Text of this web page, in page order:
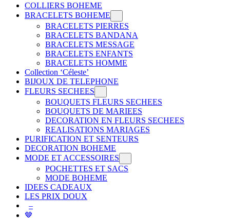
COLLIERS BOHEME
BRACELETS BOHEME
BRACELETS PIERRES
BRACELETS BANDANA
BRACELETS MESSAGE
BRACELETS ENFANTS
BRACELETS HOMME
Collection ‘Céleste’
BIJOUX DE TELEPHONE
FLEURS SECHEES
BOUQUETS FLEURS SECHEES
BOUQUETS DE MARIEES
DECORATION EN FLEURS SECHEES
REALISATIONS MARIAGES
PURIFICATION ET SENTEURS
DECORATION BOHEME
MODE ET ACCESSOIRES
POCHETTES ET SACS
MODE BOHEME
IDEES CADEAUX
LES PRIX DOUX
–
🤎